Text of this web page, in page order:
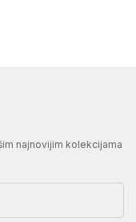
najnovijim kolekcijama